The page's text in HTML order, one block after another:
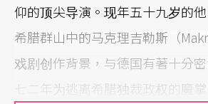
仰的顶尖导演。现年五十九岁的
希腊群山中的马克理吉勒斯（
戏剧创作背景，与德国有著十分
七二年为逃离希腊独裁政权的魔